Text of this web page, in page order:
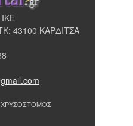
43100 ΚΑΡΔΙΤΣΑ
ΧΡΥΣΟΣΤΟΜΟΣ